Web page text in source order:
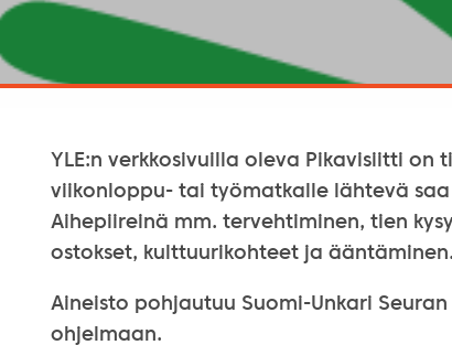
YLE:n verkkosivuilla oleva Pikavisiitti on
viikonloppu- tai työmatkalle lähtevä
Aihepiireinä mm. tervehtiminen, tien
ostokset, kulttuurikohteet ja ääntäminen.
Aineisto pohjautuu Suomi-Unkari
ohjelmaan.